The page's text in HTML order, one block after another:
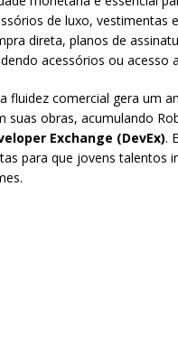
de luxo, vestimentas
direta, planos de
acessórios ou acesso
fluidez comercial gera um
suas obras, acumulando
Exchange (DevEx).
para que jovens talentos